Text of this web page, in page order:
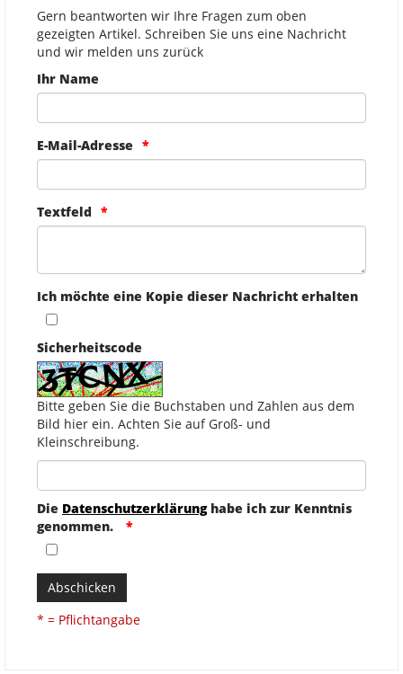
Gern beantworten wir Ihre Fragen zum oben
gezeigten Artikel. Schreiben Sie uns eine Nachricht
und wir melden uns zurück
Ihr Name
E-Mail-Adresse
Textfeld
Ich möchte eine Kopie dieser Nachricht erhalten
Sicherheitscode
Bitte geben Sie die Buchstaben und Zahlen aus dem
Bild hier ein. Achten Sie auf Groß- und
Kleinschreibung.
Die Datenschutzerklärunghabe ich zur Kenntnis
genommen.
Abschicken
* = Pflichtangabe